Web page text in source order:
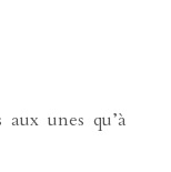
unes qu’à